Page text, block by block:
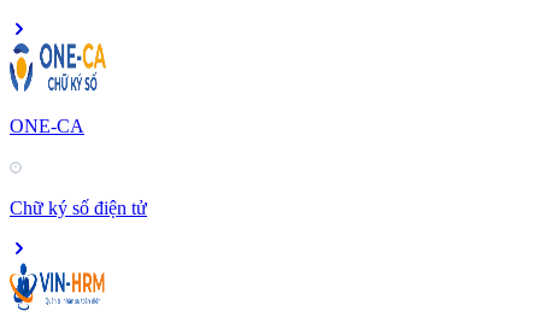
ONE-CA
Chữ ký số điện tử